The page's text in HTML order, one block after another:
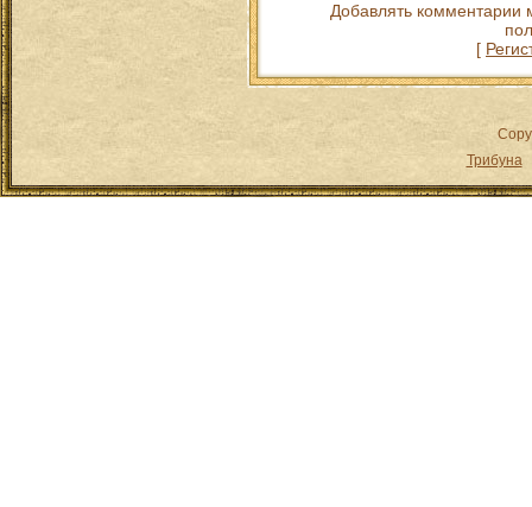
Добавлять комментарии
[
Трибуна